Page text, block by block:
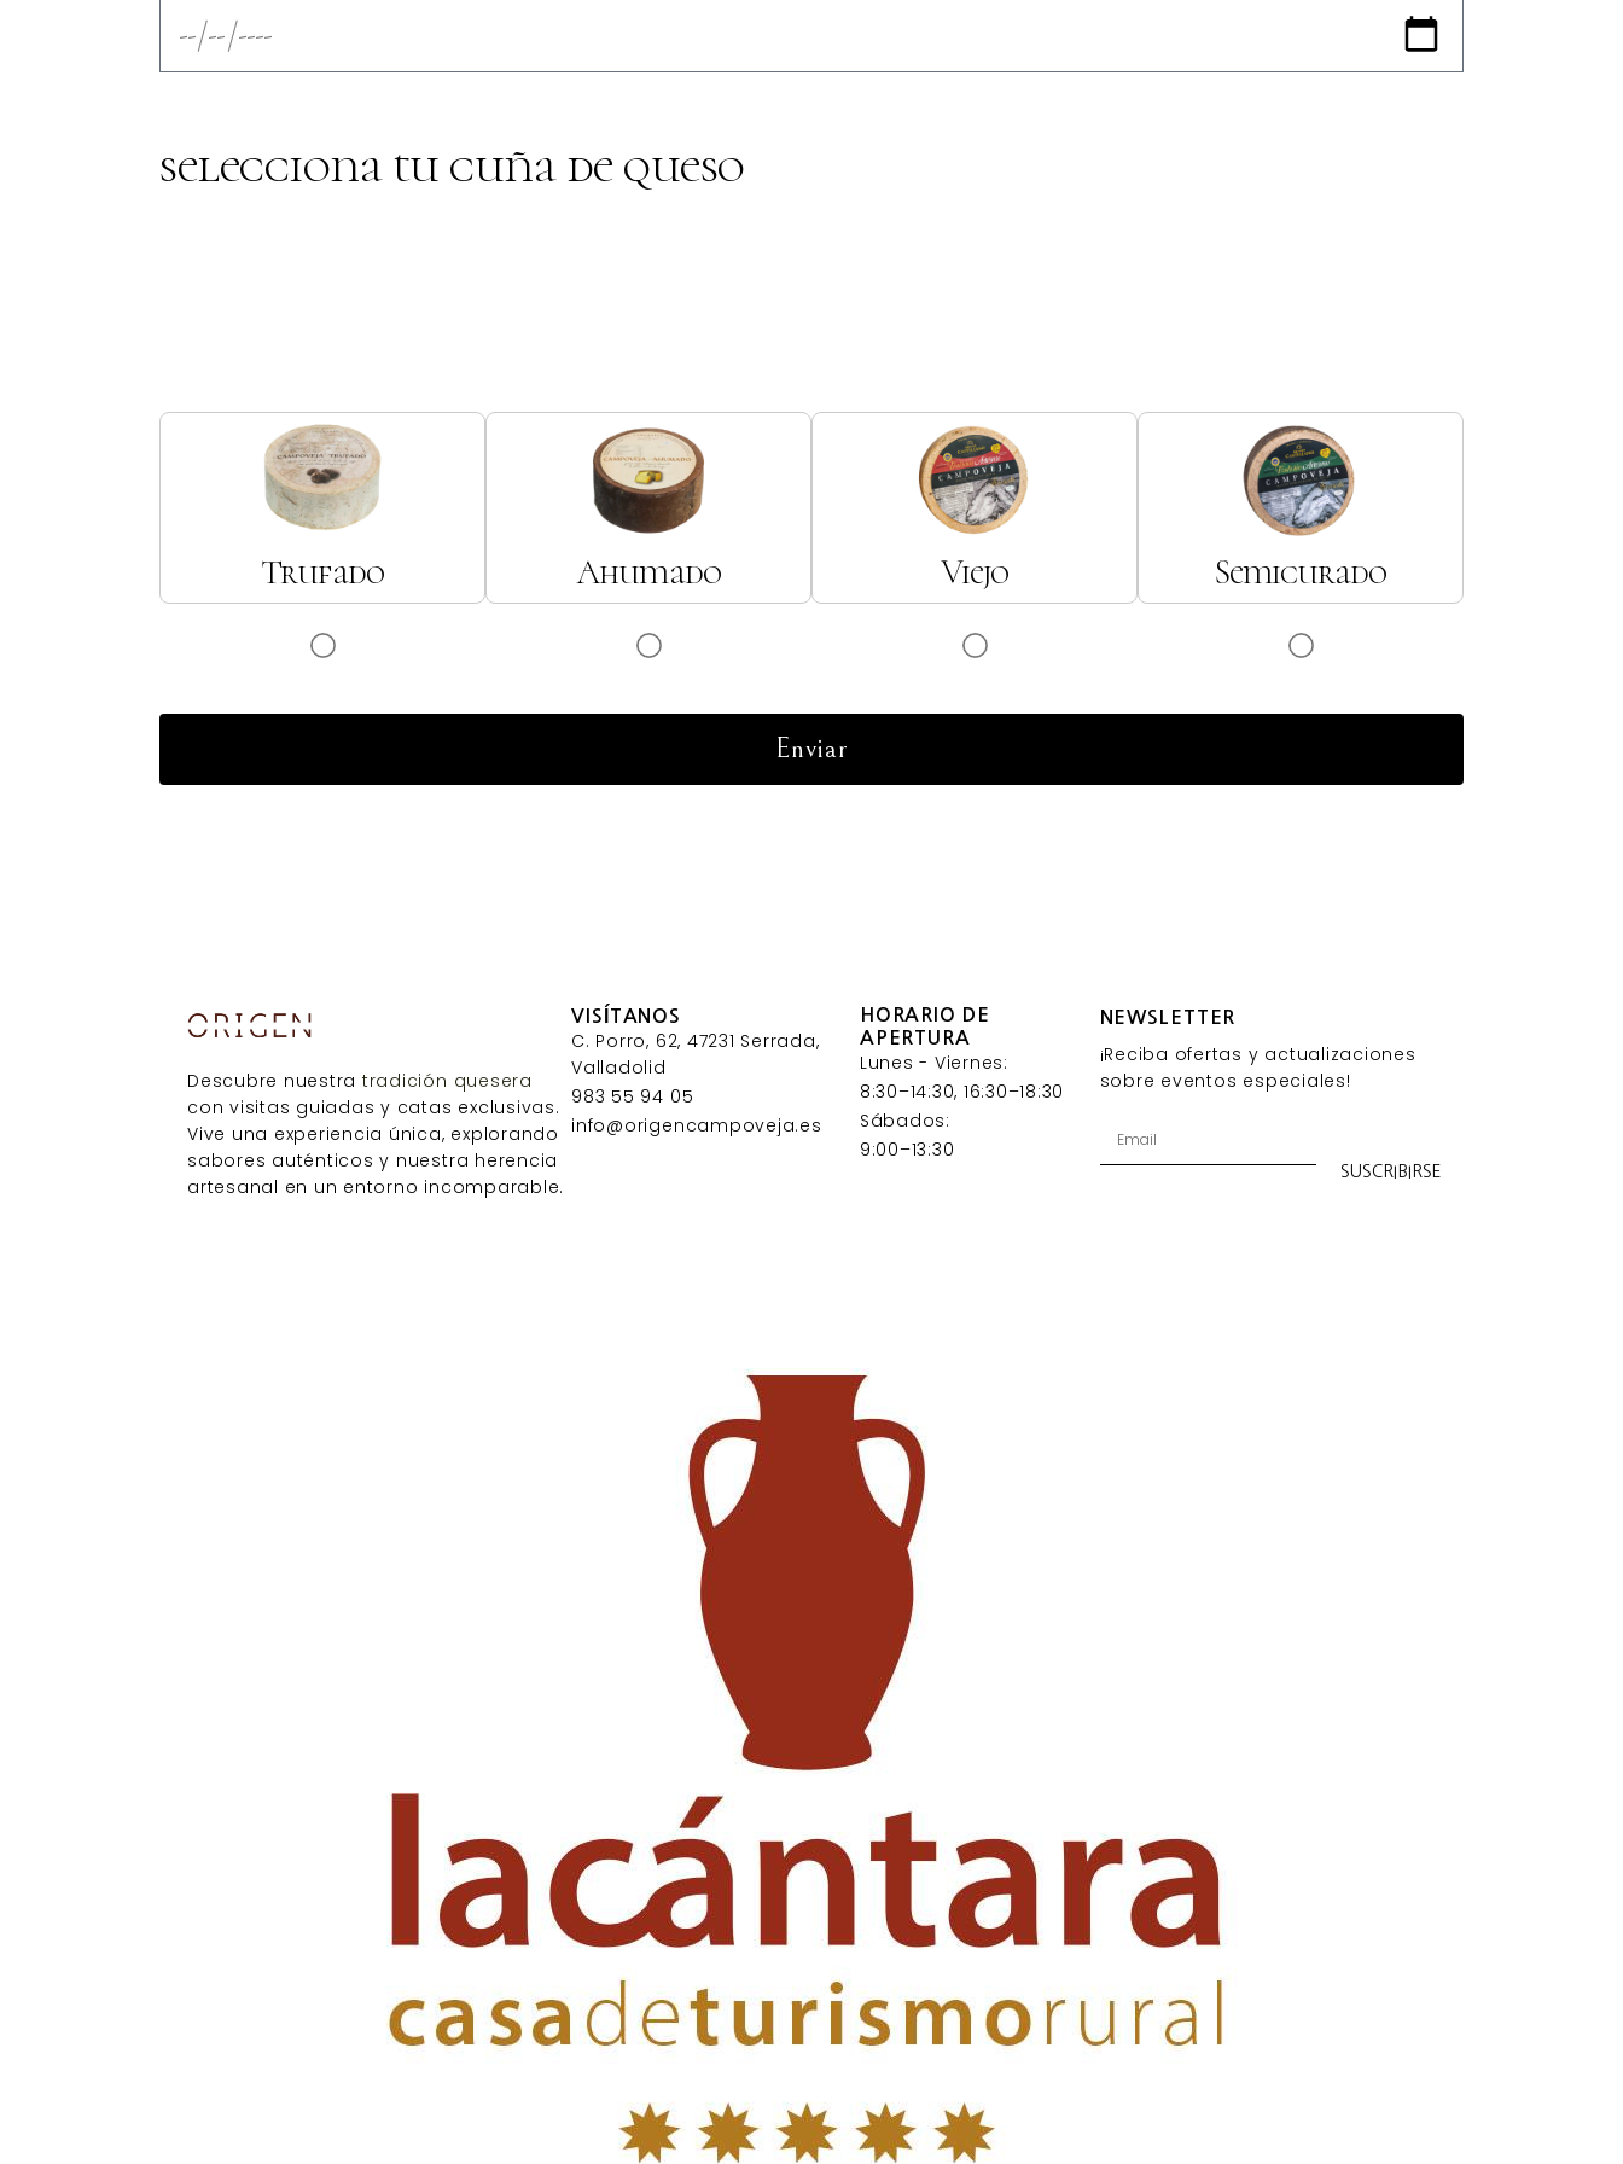
selecciona tu cuña de queso
Trufado Ahumado Viejo Semicurado
Enviar
Descubre nuestra tradición quesera
con visitas guiadas y catas exclusivas.
Vive una experiencia única, explorando
sabores auténticos y nuestra herencia
artesanal en un entorno incomparable.
VISÍTANOS
C. Porro, 62, 47231 Serrada,
Valladolid
983 55 94 05
info@origencampoveja.es
HORARIO DE
APERTURA
Lunes - Viernes:
8:30–14:30, 16:30–18:30
Sábados:
9:00–13:30
NEWSLETTER
¡Reciba ofertas y actualizaciones
sobre eventos especiales!
SUSCRIBIRSE